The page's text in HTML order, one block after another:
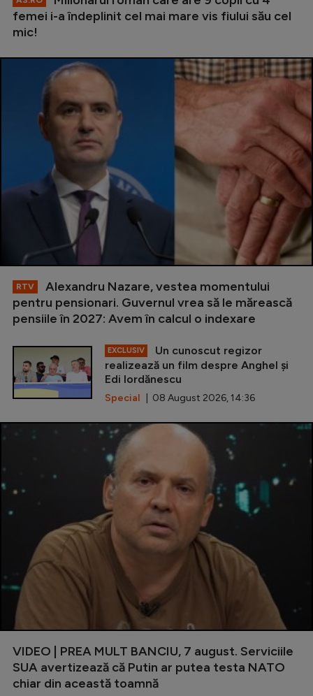
femei i-a îndeplinit cel mai mare vis fiului său cel
mic!
RTV
Alexandru Nazare, vestea momentului
pentru pensionari. Guvernul vrea să le mărească
pensiile în 2027: Avem în calcul o indexare
EXCLUSIV
Un cunoscut regizor
realizează un film despre Anghel și
Edi Iordănescu
Special | 08 August 2026, 14:36
VIDEO | PREA MULT BANCIU, 7 august. Serviciile
SUA avertizează că Putin ar putea testa NATO
chiar din această toamnă